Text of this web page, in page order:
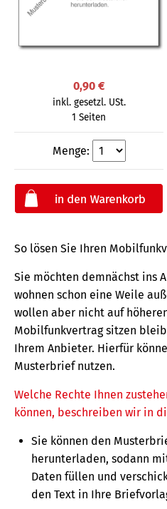
0,90 €
inkl. gesetzl. USt.
1 Seiten
Menge:
So lösen Sie Ihren
Sie möchten demnächst ins
wohnen schon eine Weile
wollen aber nicht auf
Mobilfunkvertrag sitzen
Ihrem Anbieter. Hierfür
Musterbrief nutzen.
Welche Rechte Ihnen
können, beschreiben wir in
Sie können den
herunterladen, sodann
Daten füllen und
den Text in Ihre